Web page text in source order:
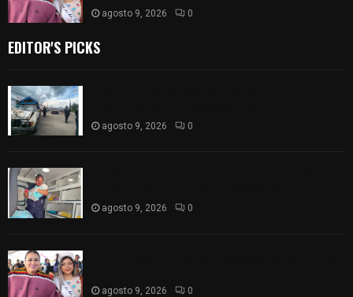
agosto 9, 2026 0
EDITOR'S PICKS
agosto 9, 2026 0
agosto 9, 2026 0
agosto 9, 2026 0